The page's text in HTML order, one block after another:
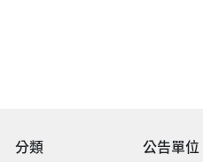
分類 公告單位